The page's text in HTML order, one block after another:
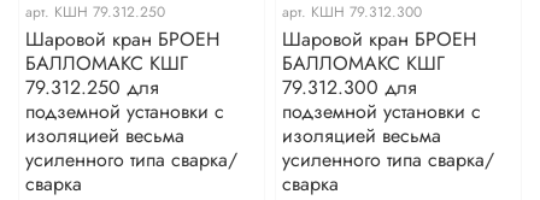
арт. КШН 79.312.250
Шаровой кран БРОЕН
БАЛЛОМАКС КШГ
79.312.250 для
подземной установки с
изоляцией весьма
усиленного типа сварка/
сварка
арт. КШН 79.312.300
Шаровой кран БРОЕН
БАЛЛОМАКС КШГ
79.312.300 для
подземной установки с
изоляцией весьма
усиленного типа сварка/
сварка